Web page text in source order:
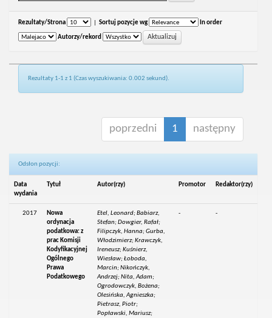
Rezultaty/Strona Sortuj pozycje wg In order
Autorzy/rekord
Rezultaty 1-1 z 1 (Czas wyszukiwania: 0.002 sekund).
poprzedni 1 następny
Odsłon pozycji:
Data
wydania
Tytuł Autor(rzy) Promotor Redaktor(rzy)
2017
Nowa
ordynacja
podatkowa: z
prac Komisji
Kodyfikacyjnej
Ogólnego
Prawa
Podatkowego
Etel, Leonard; Babiarz,
Stefan; Dowgier, Rafał;
Filipczyk, Hanna; Gurba,
Włodzimierz; Krawczyk,
Ireneusz; Kuśnierz,
Wiesław; Łoboda,
Marcin; Nikończyk,
Andrzej; Nita, Adam;
Ogrodowczyk, Bożena;
Olesińska, Agnieszka;
Pietrasz, Piotr;
Popławski, Mariusz;
- -